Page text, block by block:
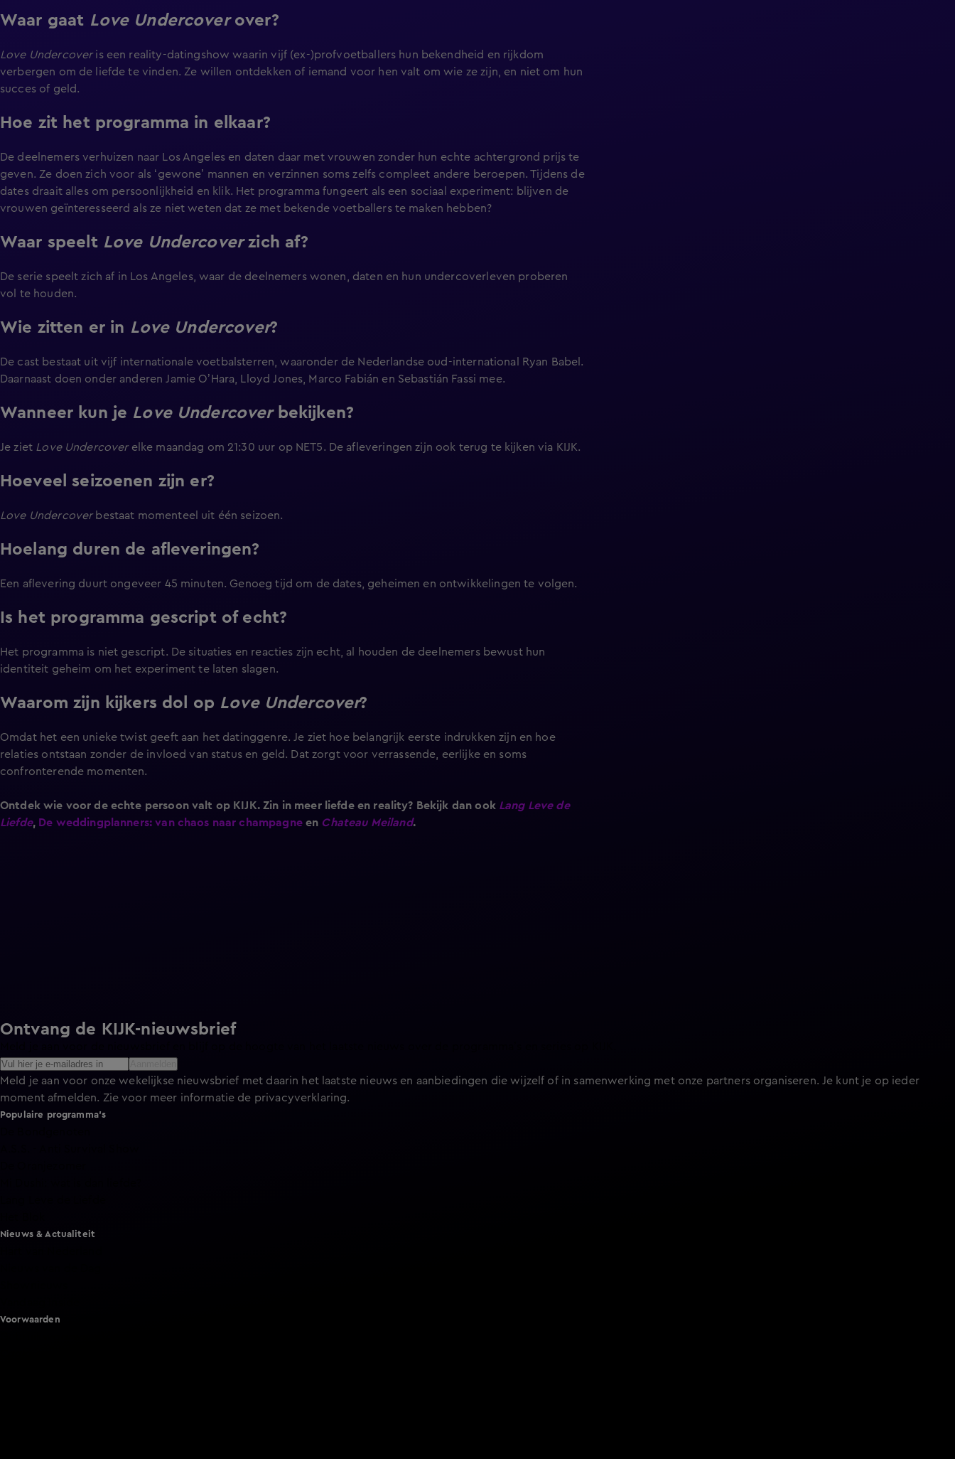
Waar gaat Love Undercoverover?
Love Undercoveris een reality-datingshow waarin vijf (ex-)profvoetballers hun bekendheid en rijkdom
verbergen om de liefde te vinden. Ze willen ontdekken of iemand voor hen valt om wie ze zijn, en niet om hun
succes of geld.
Hoe zit het programma in elkaar?
De deelnemers verhuizen naar Los Angeles en daten daar met vrouwen zonder hun echte achtergrond prijs te
geven. Ze doen zich voor als ‘gewone’ mannen en verzinnen soms zelfs compleet andere beroepen. Tijdens de
dates draait alles om persoonlijkheid en klik. Het programma fungeert als een sociaal experiment: blijven de
vrouwen geïnteresseerd als ze niet weten dat ze met bekende voetballers te maken hebben?
Waar speelt Love Undercoverzich af?
De serie speelt zich af in Los Angeles, waar de deelnemers wonen, daten en hun undercoverleven proberen
vol te houden.
Wie zitten er in Love Undercover?
De cast bestaat uit vijf internationale voetbalsterren, waaronder de Nederlandse oud-international Ryan Babel.
Daarnaast doen onder anderen Jamie O’Hara, Lloyd Jones, Marco Fabián en Sebastián Fassi mee.
Wanneer kun je Love Undercoverbekijken?
Je ziet Love Undercoverelke maandag om 21:30 uur op NET5. De afleveringen zijn ook terug te kijken via KIJK.
Hoeveel seizoenen zijn er?
Love Undercoverbestaat momenteel uit één seizoen.
Hoelang duren de afleveringen?
Een aflevering duurt ongeveer 45 minuten. Genoeg tijd om de dates, geheimen en ontwikkelingen te volgen.
Is het programma gescript of echt?
Het programma is niet gescript. De situaties en reacties zijn echt, al houden de deelnemers bewust hun
identiteit geheim om het experiment te laten slagen.
Waarom zijn kijkers dol op Love Undercover?
Omdat het een unieke twist geeft aan het datinggenre. Je ziet hoe belangrijk eerste indrukken zijn en hoe
relaties ontstaan zonder de invloed van status en geld. Dat zorgt voor verrassende, eerlijke en soms
confronterende momenten.
Ontdek wie voor de echte persoon valt op KIJK. Zin in meer liefde en reality? Bekijk dan ook Lang Leve de
Liefde, De weddingplanners: van chaos naar champagneen Chateau Meiland.
Ontvang de KIJK-nieuwsbrief
Meld je aan voor onze wekelijkse nieuwsbrief met daarin het laatste nieuws en aanbiedingen die wijzelf of in samenwerking met onze partners organiseren. Je kunt je op ieder
moment afmelden. Zie voor meer informatie de privacyverklaring.
Populaire programma's
Nieuws & Actualiteit
Voorwaarden